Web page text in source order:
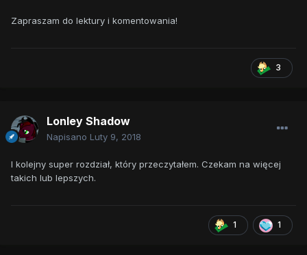
Zapraszam do lektury i komentowania!
3
Lonley Shadow
Napisano Luty 9, 2018
I kolejny super rozdział, który przeczytałem. Czekam na więcej
takich lub lepszych.
1 1